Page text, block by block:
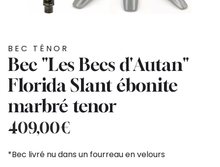
BEC TÉNOR
Bec "Les Becs d'Autan"
Florida Slant ébonite
marbré tenor
409,00€
*Bec livré nu dans un fourreau en velours